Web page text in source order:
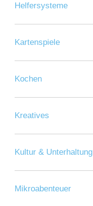
Helfersysteme
Kartenspiele
Kochen
Kreatives
Kultur & Unterhaltung
Mikroabenteuer